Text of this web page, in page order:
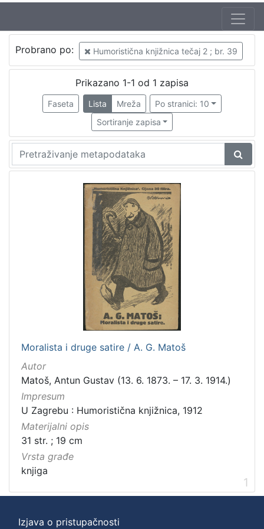
Probrano po: Humoristična knjižnica tečaj 2 ; br. 39
Prikazano 1-1 od 1 zapisa
Faseta Lista Mreža
Po stranici: 10
Sortiranje zapisa
Moralista i druge satire / A. G. Matoš
Autor
Matoš, Antun Gustav (13. 6. 1873. – 17. 3. 1914.)
Impresum
U Zagrebu : Humoristična knjižnica, 1912
Materijalni opis
31 str. ; 19 cm
Vrsta građe
knjiga
1
Izjava o pristupačnosti